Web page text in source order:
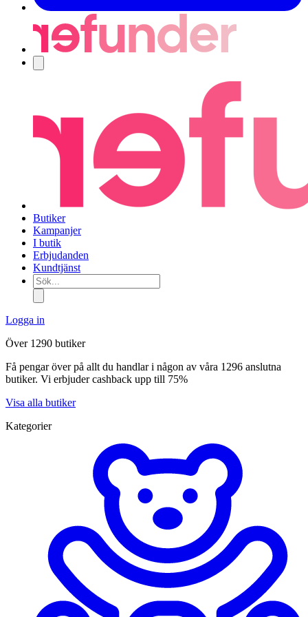
Butiker
Kampanjer
I butik
Erbjudanden
Kundtjänst
Sök...
Logga in
Över 1290 butiker
Få pengar över på allt du handlar i någon av våra 1296 anslutna
butiker. Vi erbjuder cashback upp till 75%
Visa alla butiker
Kategorier